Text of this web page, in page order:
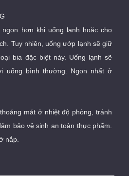
hơn khi uống lạnh hoặc cho
Tuy nhiên, uống ướp lạnh sẽ giữ
bia đặc biệt này. Uống lạnh sẽ
uống bình thường. Ngon nhất ở
mát ở nhiệt độ phòng, tránh
bảo vệ sinh an toàn thực phẩm.
nắp.